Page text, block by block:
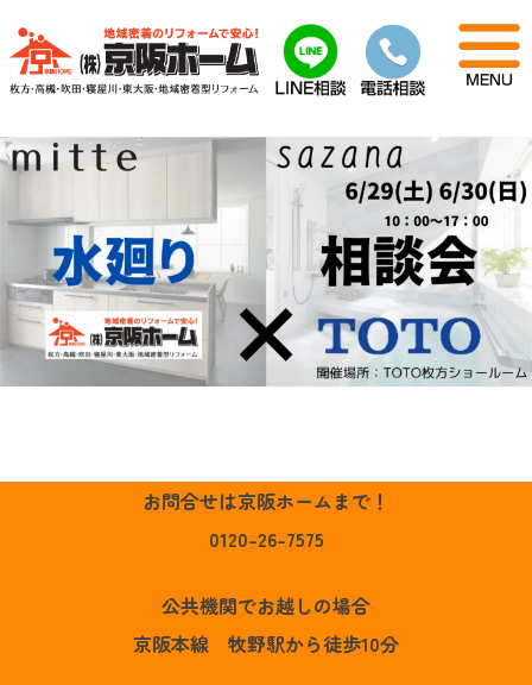
content
お問合せは京阪ホームまで！
0120-26-7575
公共機関でお越しの場合
京阪本線 牧野駅から徒歩10分